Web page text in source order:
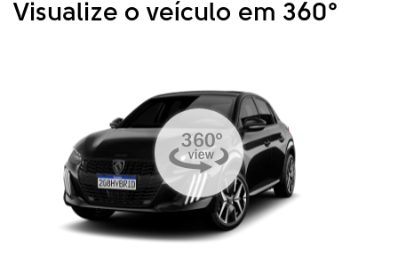
Visualize o veículo em 360°